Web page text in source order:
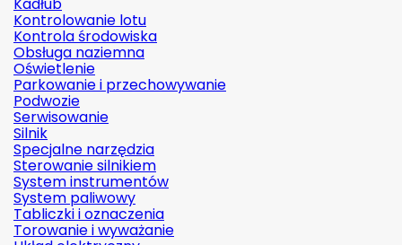
Kontrolowanie lotu
Kontrola środowiska
Obsługa naziemna
Oświetlenie
Parkowanie i przechowywanie
Podwozie
Serwisowanie
Silnik
Specjalne narzędzia
Sterowanie silnikiem
System instrumentów
System paliwowy
Tabliczki i oznaczenia
Torowanie i wyważanie